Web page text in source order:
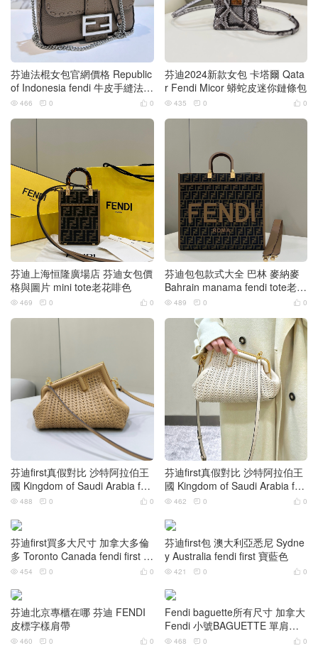
芬迪法棍女包官網價格 Republic
of Indonesia fendi 牛皮手縫法棍
鴿灰色
 0
 466  0
芬迪2024新款女包 卡塔爾 Qata
r Fendi Micor 蟒蛇皮迷你鏈條包
 0
 435  0
芬迪上海恒隆廣場店 芬迪女包價
格與圖片 mini tote老花啡色
 0
 469  0
芬迪包包款式大全 巴林 麥納麥
Bahrain manama fendi tote老花
通勤女包
 0
 489  0
芬迪first真假對比 沙特阿拉伯王
國 Kingdom of Saudi Arabia fen
di first 卡其色
 0
 488  0
芬迪first真假對比 沙特阿拉伯王
國 Kingdom of Saudi Arabia fen
di first 米白色
 0
 462  0
芬迪first買多大尺寸 加拿大多倫
多 Toronto Canada fendi first 黑
色
 0
 454  0
芬迪first包 澳大利亞悉尼 Sydne
y Australia fendi first 寶藍色
 0
 421  0
芬迪北京專櫃在哪 芬迪 FENDI
皮標字樣肩帶
 0
 460  0
Fendi baguette所有尺寸 加拿大
Fendi 小號BAGUETTE 單肩斜
挎包女包手袋
 0
 468  0